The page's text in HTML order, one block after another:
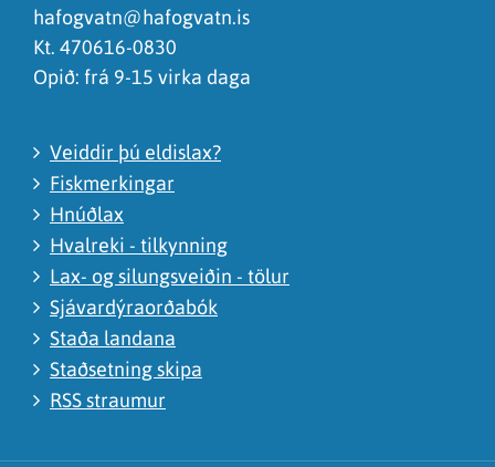
hafogvatn@hafogvatn.is
Kt. 470616-0830
Opið: frá 9-15 virka daga
Veiddir þú eldislax?
Fiskmerkingar
Hnúðlax
Hvalreki - tilkynning
Lax- og silungsveiðin - tölur
Sjávardýraorðabók
Staða landana
Staðsetning skipa
RSS straumur